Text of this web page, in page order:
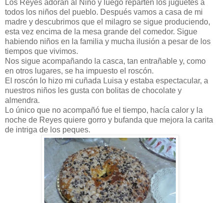
Los Reyes adoran al Niño y luego reparten los juguetes a
todos los niños del pueblo. Después vamos a casa de mi
madre y descubrimos que el milagro se sigue produciendo,
esta vez encima de la mesa grande del comedor. Sigue
habiendo niños en la familia y mucha ilusión a pesar de los
tiempos que vivimos.
Nos sigue acompañando la casca, tan entrañable y, como
en otros lugares, se ha impuesto el roscón.
El roscón lo hizo mi cuñada Luisa y estaba espectacular, a
nuestros niños les gusta con bolitas de chocolate y
almendra.
Lo único que no acompañó fue el tiempo, hacía calor y la
noche de Reyes quiere gorro y bufanda que mejora la carita
de intriga de los peques.